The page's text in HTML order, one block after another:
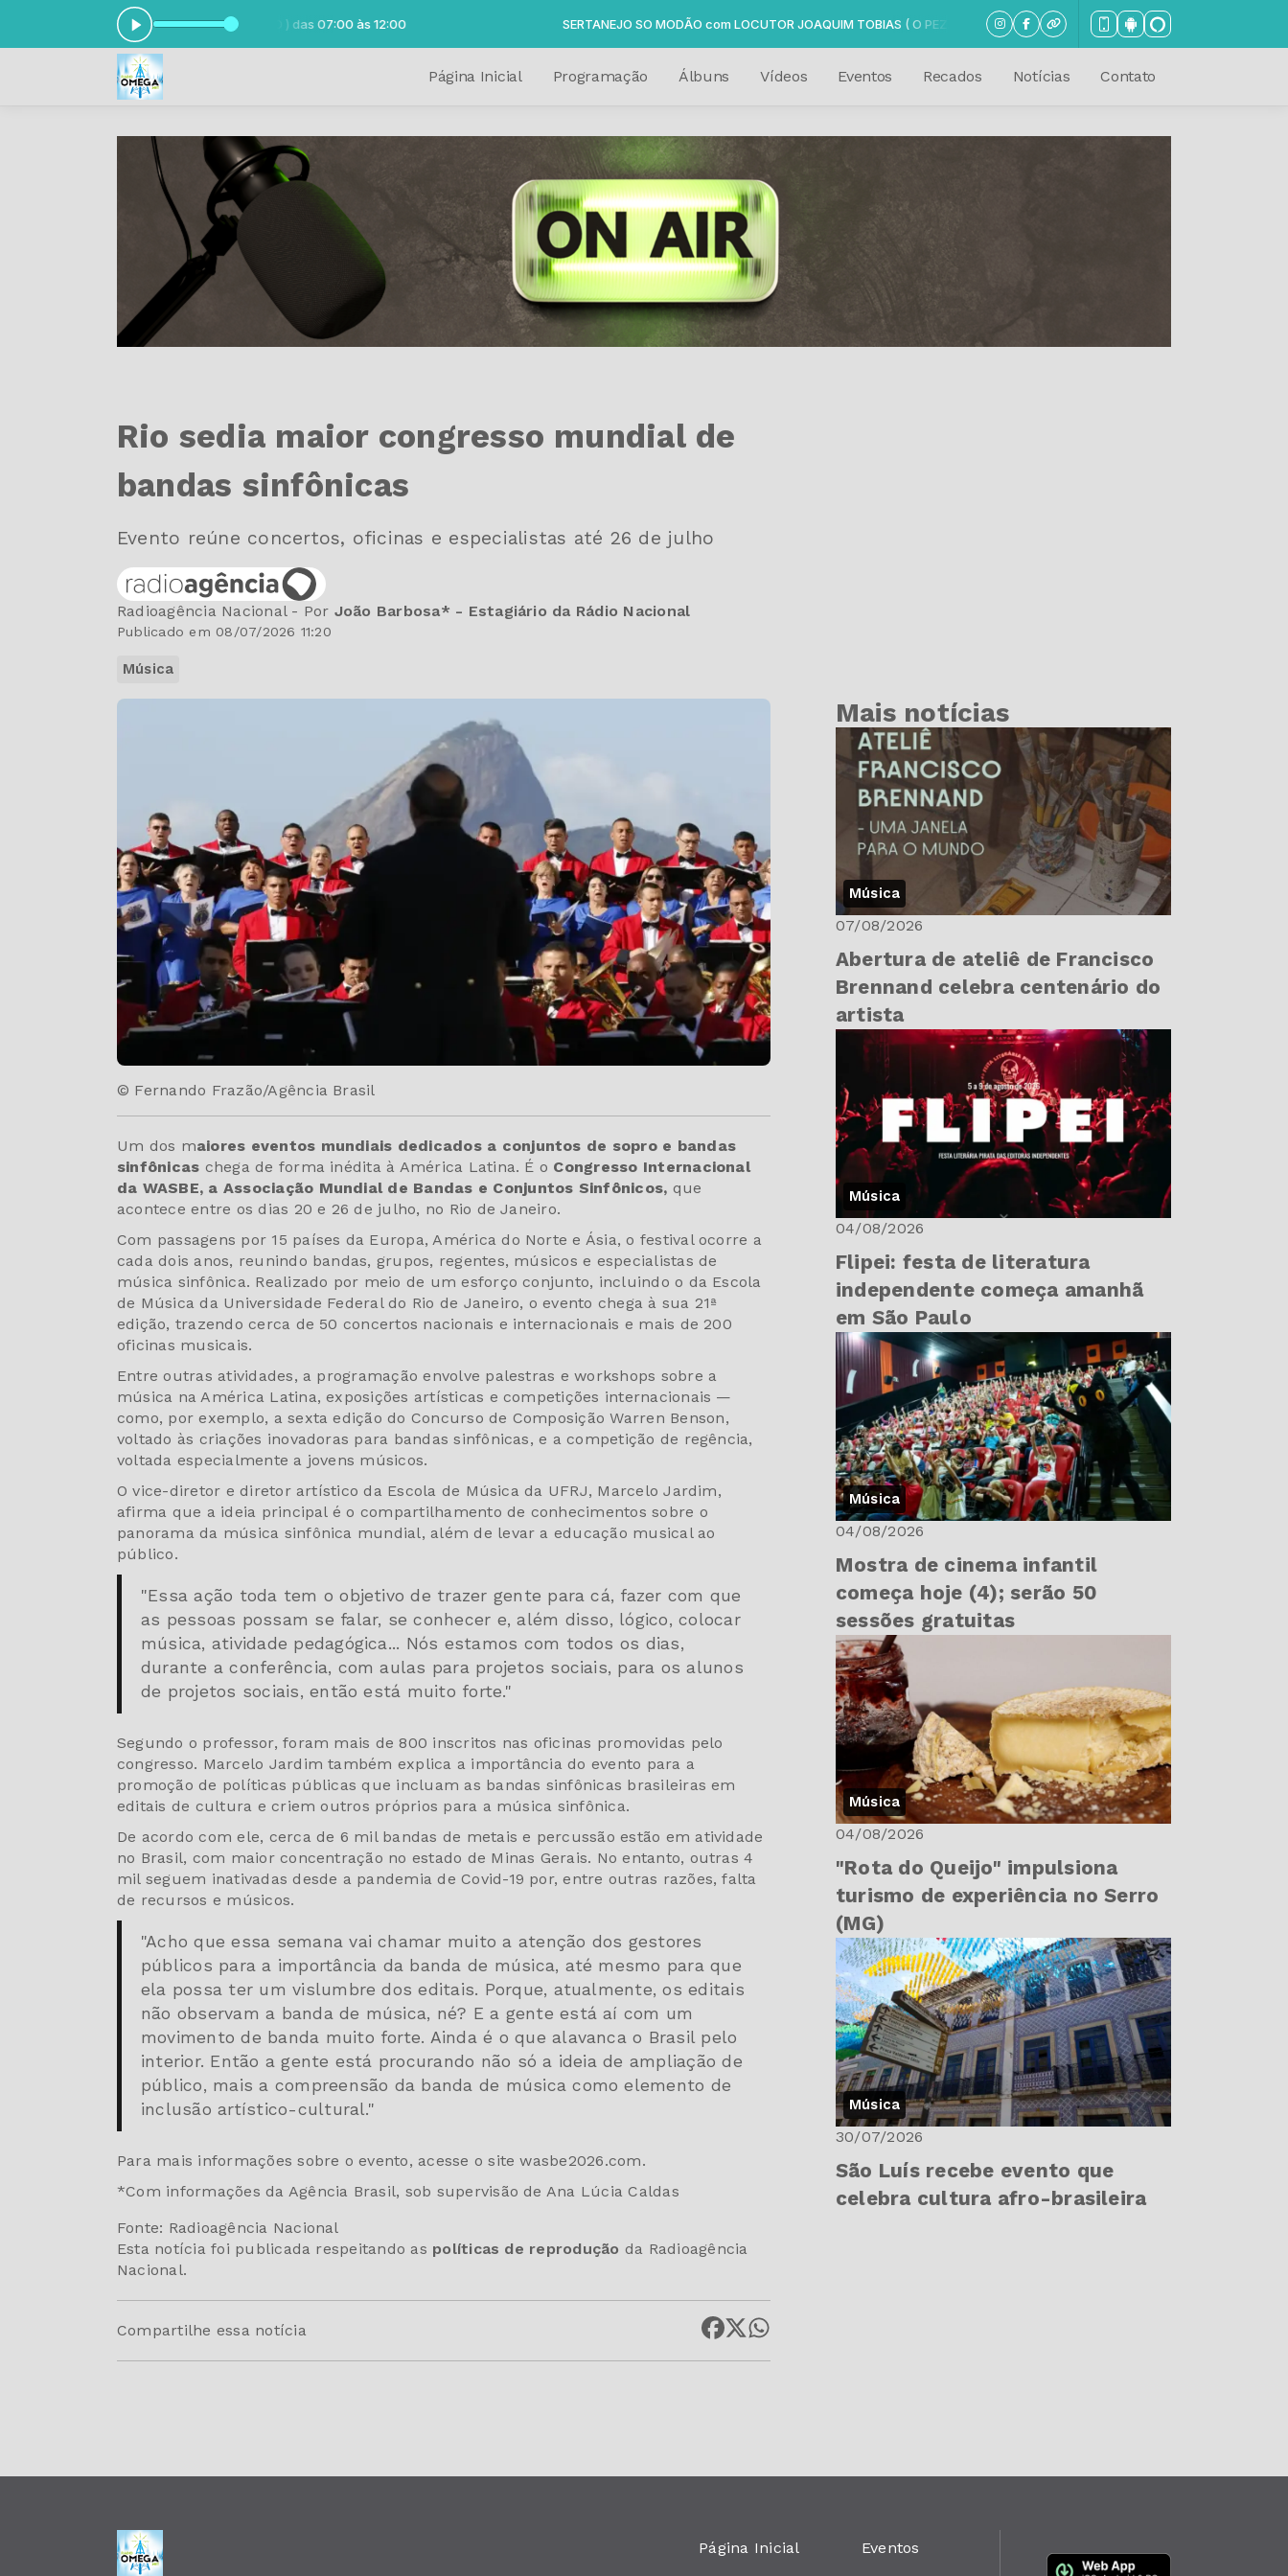
JOAQUIM TOBIAS ( O PEZADÃO ) das 07:00 às 12:00 SERTANEJO SO MODÃO com LOCUTOR JOAQUIM TOBIAS ( O PEZADÃO ) das 07:00 às 12:00
Página Inicial Programação Álbuns Vídeos Eventos Recados Notícias Contato
Rio sedia maior congresso mundial de
bandas sinfônicas
Evento reúne concertos, oficinas e especialistas até 26 de julho
Radioagência Nacional - Por João Barbosa* - Estagiário da Rádio Nacional
Publicado em 08/07/2026 11:20
Música
© Fernando Frazão/Agência Brasil
Um dos maiores eventos mundiais dedicados a conjuntos de sopro e bandas
sinfônicas chega de forma inédita à América Latina. É o Congresso Internacional
da WASBE, a Associação Mundial de Bandas e Conjuntos Sinfônicos, que
acontece entre os dias 20 e 26 de julho, no Rio de Janeiro.
Com passagens por 15 países da Europa, América do Norte e Ásia, o festival ocorre a
cada dois anos, reunindo bandas, grupos, regentes, músicos e especialistas de
música sinfônica. Realizado por meio de um esforço conjunto, incluindo o da Escola
de Música da Universidade Federal do Rio de Janeiro, o evento chega à sua 21ª
edição, trazendo cerca de 50 concertos nacionais e internacionais e mais de 200
oficinas musicais.
Entre outras atividades, a programação envolve palestras e workshops sobre a
música na América Latina, exposições artísticas e competições internacionais —
como, por exemplo, a sexta edição do Concurso de Composição Warren Benson,
voltado às criações inovadoras para bandas sinfônicas, e a competição de regência,
voltada especialmente a jovens músicos.
O vice-diretor e diretor artístico da Escola de Música da UFRJ, Marcelo Jardim,
afirma que a ideia principal é o compartilhamento de conhecimentos sobre o
panorama da música sinfônica mundial, além de levar a educação musical ao
público.
"Essa ação toda tem o objetivo de trazer gente para cá, fazer com que
as pessoas possam se falar, se conhecer e, além disso, lógico, colocar
música, atividade pedagógica... Nós estamos com todos os dias,
durante a conferência, com aulas para projetos sociais, para os alunos
de projetos sociais, então está muito forte."
Segundo o professor, foram mais de 800 inscritos nas oficinas promovidas pelo
congresso. Marcelo Jardim também explica a importância do evento para a
promoção de políticas públicas que incluam as bandas sinfônicas brasileiras em
editais de cultura e criem outros próprios para a música sinfônica.
De acordo com ele, cerca de 6 mil bandas de metais e percussão estão em atividade
no Brasil, com maior concentração no estado de Minas Gerais. No entanto, outras 4
mil seguem inativadas desde a pandemia de Covid-19 por, entre outras razões, falta
de recursos e músicos.
"Acho que essa semana vai chamar muito a atenção dos gestores
públicos para a importância da banda de música, até mesmo para que
ela possa ter um vislumbre dos editais. Porque, atualmente, os editais
não observam a banda de música, né? E a gente está aí com um
movimento de banda muito forte. Ainda é o que alavanca o Brasil pelo
interior. Então a gente está procurando não só a ideia de ampliação de
público, mais a compreensão da banda de música como elemento de
inclusão artístico-cultural."
Para mais informações sobre o evento, acesse o site wasbe2026.com.
*Com informações da Agência Brasil, sob supervisão de Ana Lúcia Caldas
Fonte: Radioagência Nacional
Esta notícia foi publicada respeitando as políticas de reprodução da Radioagência
Nacional.
Compartilhe essa notícia
Mais notícias
Música
07/08/2026
Abertura de ateliê de Francisco
Brennand celebra centenário do
artista
Música
04/08/2026
Flipei: festa de literatura
independente começa amanhã
em São Paulo
Música
04/08/2026
Mostra de cinema infantil
começa hoje (4); serão 50
sessões gratuitas
Música
04/08/2026
"Rota do Queijo" impulsiona
turismo de experiência no Serro
(MG)
Música
30/07/2026
São Luís recebe evento que
celebra cultura afro-brasileira
Página Inicial Eventos